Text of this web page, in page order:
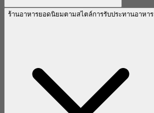
ร้านอาหารยอดนิยมตามสไตล์การรับประทานอาหาร